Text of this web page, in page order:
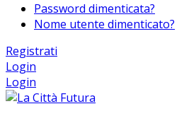
Password dimenticata?
Nome utente dimenticato?
Registrati
Login
Login